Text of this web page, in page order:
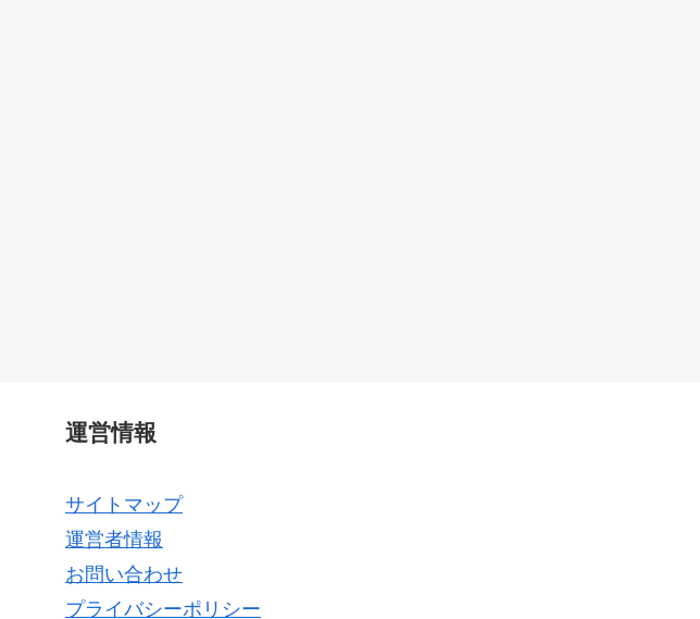
運営情報
サイトマップ
運営者情報
お問い合わせ
プライバシーポリシー